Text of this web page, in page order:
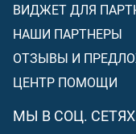
ВИДЖЕТ ДЛЯ
НАШИ ПАРТНЕРЫ
ОТЗЫВЫ И
ЦЕНТР ПОМОЩИ
МЫ В СОЦ. СЕТЯХ